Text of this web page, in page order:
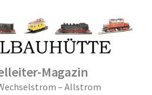
Magazin
– Allstrom